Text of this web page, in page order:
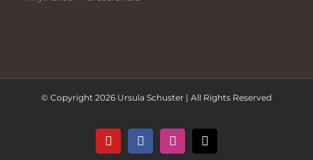
© Copyright 2026 Ursula Schuster | All Rights Reserved
YouTubeFacebookInstagram
E-